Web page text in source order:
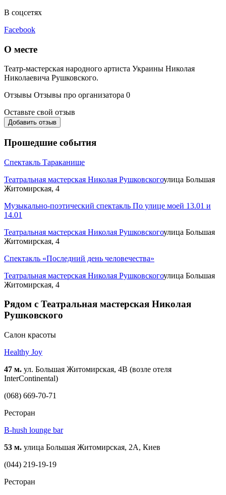
В соцсетях
Facebook
О месте
Театр-мастерская народного артиста Украины Николая
Николаевича Рушковского.
Отзывы Отзывы про организатора 0
Оставьте свой отзыв
Добавить отзыв
Прошедшие события
Спектакль Тараканище
Театральная мастерская Николая Рушковскогоулица Большая
Житомирская, 4
Музыкально-поэтический спектакль По улице моей 13.01 и
14.01
Театральная мастерская Николая Рушковскогоулица Большая
Житомирская, 4
Спектакль «Последний день человечества»
Театральная мастерская Николая Рушковскогоулица Большая
Житомирская, 4
Рядом с Театральная мастерская Николая
Рушковского
Салон красоты
Healthy Joy
47 м. ул. Большая Житомирская, 4В (возле отеля
InterContinental)
(068) 669-70-71
Ресторан
B-hush lounge bar
53 м. улица Большая Житомирская, 2А, Киев
(044) 219-19-19
Ресторан